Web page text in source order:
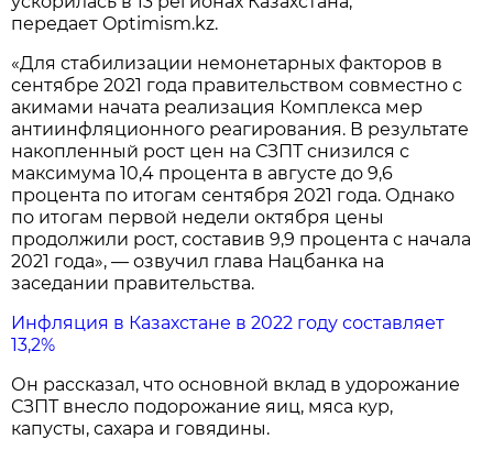
передает Optimism.kz.
«Для стабилизации немонетарных факторов в
сентябре 2021 года правительством совместно с
акимами начата реализация Комплекса мер
антиинфляционного реагирования. В результате
накопленный рост цен на СЗПТ снизился с
максимума 10,4 процента в августе до 9,6
процента по итогам сентября 2021 года. Однако
по итогам первой недели октября цены
продолжили рост, составив 9,9 процента с начала
2021 года», — озвучил глава Нацбанка на
заседании правительства.
Инфляция в Казахстане в 2022 году составляет
13,2%
Он рассказал, что основной вклад в удорожание
СЗПТ внесло подорожание яиц, мяса кур,
капусты, сахара и говядины.